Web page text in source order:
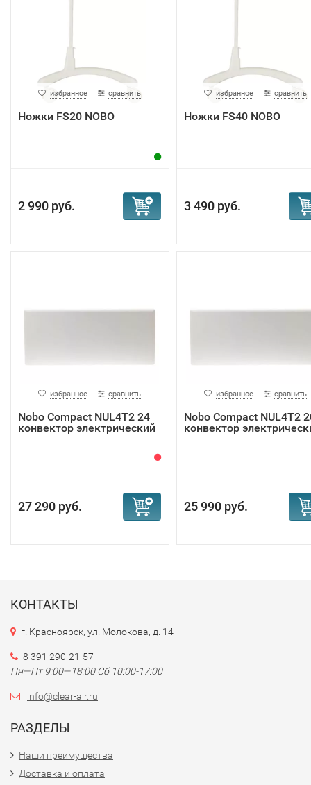
избранное сравнить
Ножки FS20 NOBO
2 990 руб.
избранное сравнить
Ножки FS40 NOBO
3 490 руб.
избранное сравнить
Nobo Compact NUL4T2 24
конвектор электрический
27 290 руб.
избранное сравнить
Nobo Compact NUL4T2
конвектор
25 990 руб.
КОНТАКТЫ
г. Красноярск, ул. Молокова, д. 14
8 391 290-21-57
Пн—Пт 9:00—18:00 Сб 10:00-17:00
info@clear-air.ru
РАЗДЕЛЫ
Наши преимущества
Доставка и оплата